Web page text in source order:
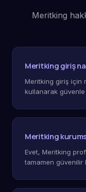
Meritking
Meritking giriş
Meritking giriş için
kullanarak güvenle
Meritking
Evet, Meritking
tamamen güvenilir